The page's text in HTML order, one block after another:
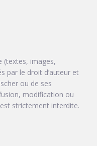
(textes, images,
par le droit d’auteur et
ou de ses
modification ou
strictement interdite.